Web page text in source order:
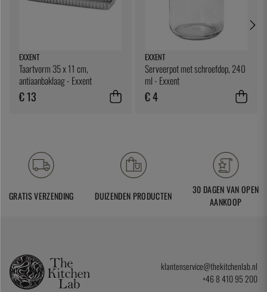
EXXENT
Taartvorm 35 x 11 cm,
antiaanbaklaag - Exxent
€ 13
EXXENT
Serveerpot met schroefdop, 240
ml - Exxent
€ 4
GRATIS VERZENDING DUIZENDEN PRODUCTEN
30 DAGEN VAN OPEN
AANKOOP
klantenservice@thekitchenlab.nl
+46 8 410 95 200